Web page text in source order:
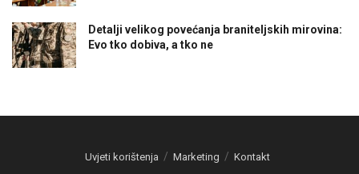
Detalji velikog povećanja braniteljskih mirovina:
Evo tko dobiva, a tko ne
Uvjeti korištenja Marketing Kontakt